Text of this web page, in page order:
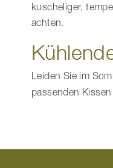
kuscheliger,
achten.
Leiden Sie im
passenden